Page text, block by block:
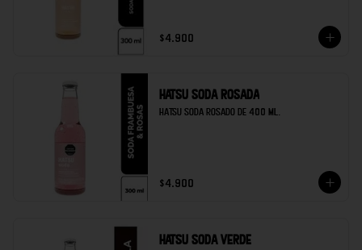
$4.900
Hatsu soda rosada
Hatsu soda rosado de 400 ml.
$4.900
Hatsu soda verde